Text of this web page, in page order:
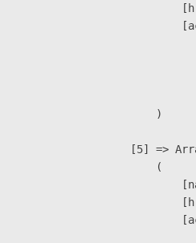
                        )
[5] =>
                        (